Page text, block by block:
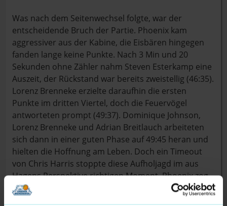
Was nach dem Seitenwechsel folgte, war der
entscheidende Bruch der Partie. Phoenix kam
aggressiver aus der Kabine, die Eisbären hingegen
fanden lange keine Punkte. Nach 3 Min und 20
Sekunden ohne Zähler nahm Steven Esterkamp eine
Auszeit, der Rückstand war bereits zweistellig (46:35).
Lorenz Brenneke erzielte daraufhin die ersten
Punkte im dritten Viertel, doch die Feuervögel
antworteten prompt (49:37). Dominique Johnson,
Lorenz Brenneke und Adrian Breitlauch arbeiteten
sich dann in einer guten Phase auf 49:45 heran und
hielten die Hoffnung am Leben. Doch ein Timeout
von Chris Harris stoppte diese Aufholjagd im aus
Hagens Perspektive richtigen Moment. Phoenix zog
wieder davon, nutzte Ballverluste der Eisbären
konsequent aus. Ein Dunk von Marinus N'Guessan